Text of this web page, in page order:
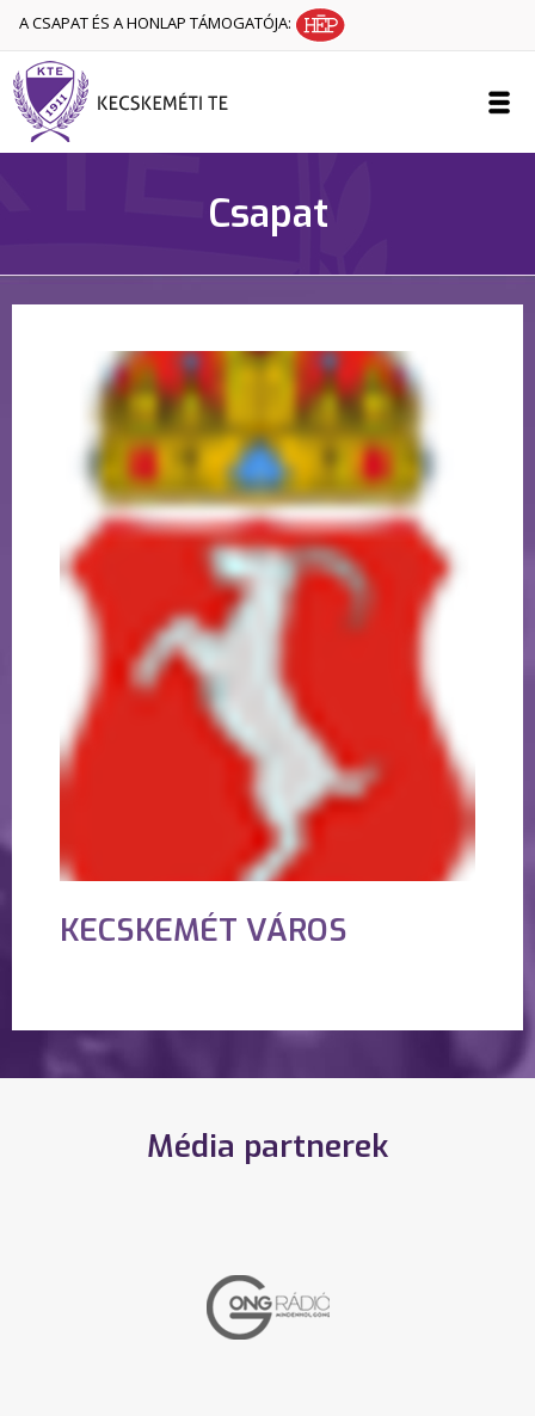
A CSAPAT ÉS A HONLAP TÁMOGATÓJA:
Csapat
KECSKEMÉT VÁROS
Média partnerek